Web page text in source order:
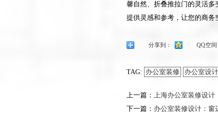
馨自然、折叠推拉门的灵活
提供灵感和参考，让您的商
分享到： QQ空间
TAG: 办公室装修 办公室设计
上一篇： 上海办公室装修设计
下一篇： 办公室装修设计：窗